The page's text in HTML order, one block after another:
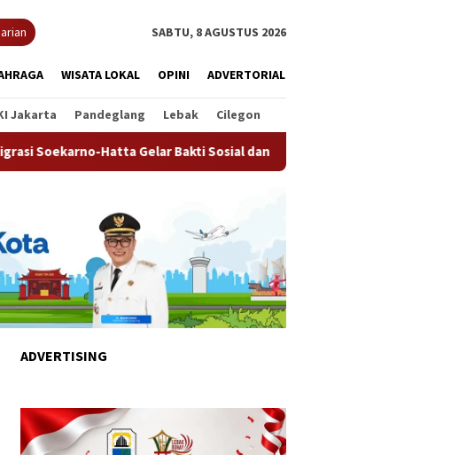
SABTU, 8 AGUSTUS 2026
WISATA LOKAL OPINI ADVERTORIAL
Jakarta Pandeglang Lebak Cilegon
Gelar Bakti Sosial dan Layanan Paspor Akhir Pekan
ADVERTISING